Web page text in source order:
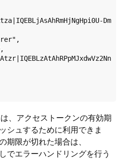
、アクセストークンの有効期
シュするために利用できま
期限が切れた場合は、
でエラーハンドリングを行う